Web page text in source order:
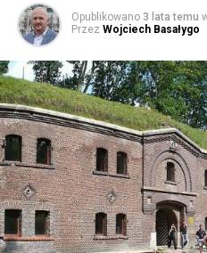
Opublikowano 3 lata temu
Przez Wojciech Basałygo